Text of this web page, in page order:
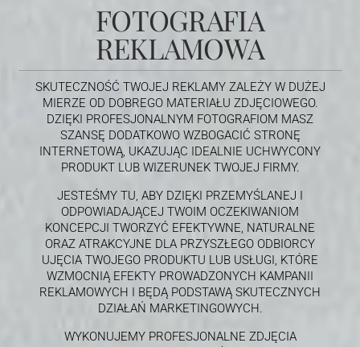
FOTOGRAFIA
REKLAMOWA
SKUTECZNOŚĆ TWOJEJ REKLAMY ZALEŻY W DUŻEJ
MIERZE OD DOBREGO MATERIAŁU ZDJĘCIOWEGO.
DZIĘKI PROFESJONALNYM FOTOGRAFIOM MASZ
SZANSĘ DODATKOWO WZBOGACIĆ STRONĘ
INTERNETOWĄ, UKAZUJĄC IDEALNIE UCHWYCONY
PRODUKT LUB WIZERUNEK TWOJEJ FIRMY.
JESTEŚMY TU, ABY DZIĘKI PRZEMYŚLANEJ I
ODPOWIADAJĄCEJ TWOIM OCZEKIWANIOM
KONCEPCJI TWORZYĆ EFEKTYWNE, NATURALNE
ORAZ ATRAKCYJNE DLA PRZYSZŁEGO ODBIORCY
UJĘCIA TWOJEGO PRODUKTU LUB USŁUGI, KTÓRE
WZMOCNIĄ EFEKTY PROWADZONYCH KAMPANII
REKLAMOWYCH I BĘDĄ PODSTAWĄ SKUTECZNYCH
DZIAŁAŃ MARKETINGOWYCH.
WYKONUJEMY PROFESJONALNE ZDJĘCIA